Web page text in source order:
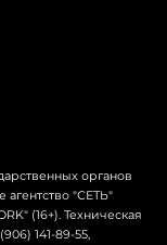
органов
"СЕТЬ"
(16+). Техническая
141-89-55,